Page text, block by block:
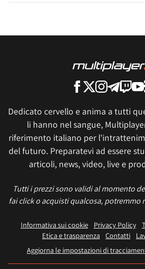
Dedicato cervello e anima a tutti
li hanno nel sangue,
riferimento italiano per
del futuro. Preparatevi ad essere
articoli, news, video, live e
Tutti i prezzi sono validi al momento
fai click o acquisti qualcosa, potremmo
Informativa sui cookie Privacy Policy
Etica e trasparenza Contatti
Aggiorna le impostazioni di